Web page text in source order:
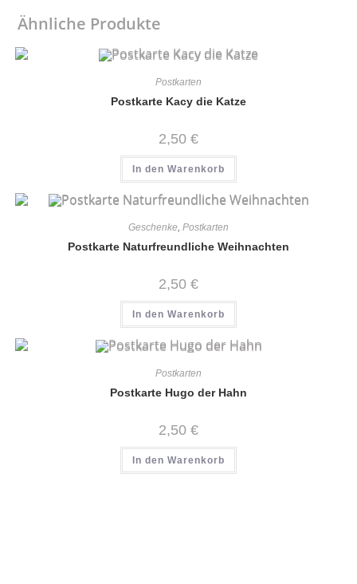
Ähnliche Produkte
Postkarten
Postkarte Kacy die Katze
2,50 €
In den Warenkorb
Geschenke, Postkarten
Postkarte Naturfreundliche Weihnachten
2,50 €
In den Warenkorb
Postkarten
Postkarte Hugo der Hahn
2,50 €
In den Warenkorb